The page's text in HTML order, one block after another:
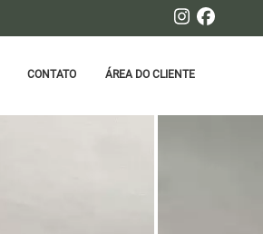
CONTATO ÁREA DO CLIENTE